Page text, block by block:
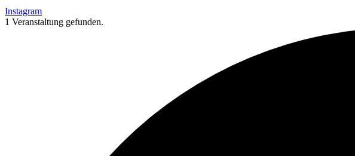
Instagram
1 Veranstaltung gefunden.